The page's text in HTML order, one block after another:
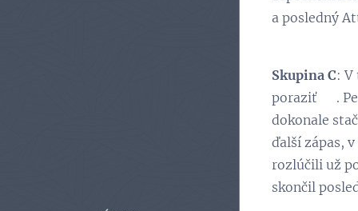
a posledný
Skupina C:
poraziť 👏.
dokonale
ďalší zápas,
rozlúčili už
skončil